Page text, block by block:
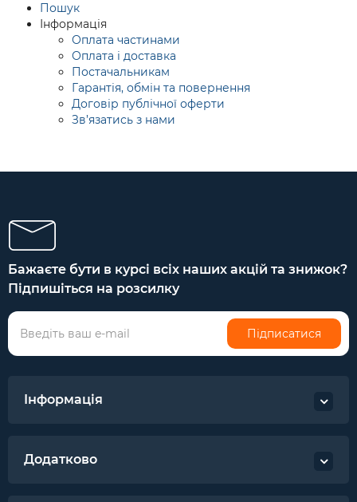
Пошук
Інформація
Оплата частинами
Оплата і доставка
Постачальникам
Гарантія, обмін та повернення
Договір публічної оферти
Зв’язатись з нами
Бажаєте бути в курсі всіх наших акцій та знижок?
Підпишіться на розсилку
Підписатися
Інформація
Додатково